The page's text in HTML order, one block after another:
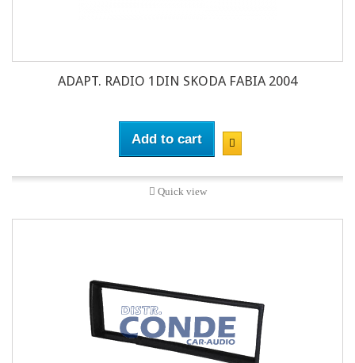
ADAPT. RADIO 1DIN SKODA FABIA 2004
Add to cart
Quick view